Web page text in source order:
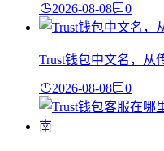
2026-08-08 0
Trust钱包中文名，从
2026-08-08 0